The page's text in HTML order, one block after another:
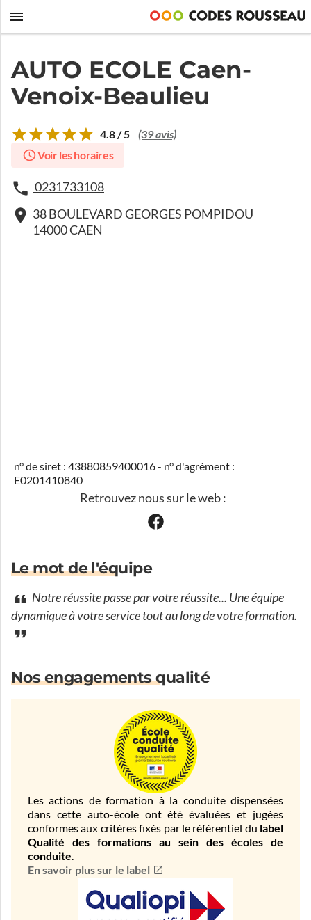
AUTO ECOLE Caen-
Venoix-Beaulieu
4.8 / 5 (39 avis)
Voir les horaires
0231733108
38 BOULEVARD GEORGES POMPIDOU
14000 CAEN
n° de siret : 43880859400016 - n° d'agrément :
E0201410840
Retrouvez nous sur le web :
Le mot de l'équipe
Notre réussite passe par votre réussite... Une équipe
dynamique à votre service tout au long de votre formation.
Nos engagements qualité
Les actions de formation à la conduite dispensées
dans cette auto-école ont été évaluées et jugées
conformes aux critères fixés par le référentiel du label
Qualité des formations au sein des écoles de
conduite.
En savoir plus sur le label